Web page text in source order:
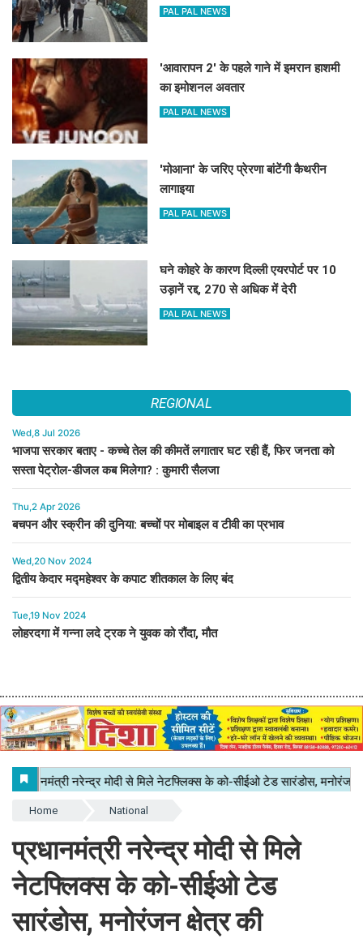
PAL PAL NEWS
'आवारापन 2' के पहले गाने में इमरान हाशमी
का इमोशनल अवतार
PAL PAL NEWS
'मोआना' के जरिए प्रेरणा बांटेंगी कैथरीन
लागाइया
PAL PAL NEWS
घने कोहरे के कारण दिल्ली एयरपोर्ट पर 10
उड़ानें रद्द, 270 से अधिक में देरी
PAL PAL NEWS
REGIONAL
Wed,8 Jul 2026
भाजपा सरकार बताए - कच्चे तेल की कीमतें लगातार घट रही हैं, फिर जनता को
सस्ता पेट्रोल-डीजल कब मिलेगा? : कुमारी सैलजा
Thu,2 Apr 2026
बचपन और स्क्रीन की दुनिया: बच्चों पर मोबाइल व टीवी का प्रभाव
Wed,20 Nov 2024
द्वितीय केदार मद्महेश्वर के कपाट शीतकाल के लिए बंद
Tue,19 Nov 2024
लोहरदगा में गन्ना लदे ट्रक ने युवक को रौंदा, मौत
Home National
प्रधानमंत्री नरेन्द्र मोदी से मिले
नेटफ्लिक्स के को-सीईओ टेड
सारंडोस, मनोरंजन क्षेत्र की